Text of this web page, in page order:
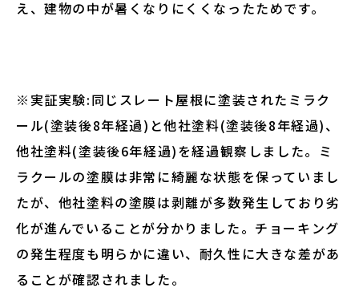
え、建物の中が暑くなりにくくなったためです。
※実証実験:同じスレート屋根に塗装されたミラク
ール(塗装後8年経過)と他社塗料(塗装後8年経過)、
他社塗料(塗装後6年経過)を経過観察しました。ミ
ラクールの塗膜は非常に綺麗な状態を保っていまし
たが、他社塗料の塗膜は剥離が多数発生しており劣
化が進んでいることが分かりました。チョーキング
の発生程度も明らかに違い、耐久性に大きな差があ
ることが確認されました。